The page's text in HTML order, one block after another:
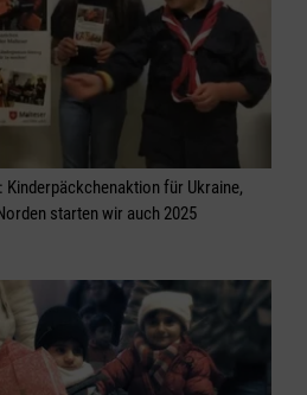
Kinderpäckchenaktion für Ukraine,
starten wir auch 2025